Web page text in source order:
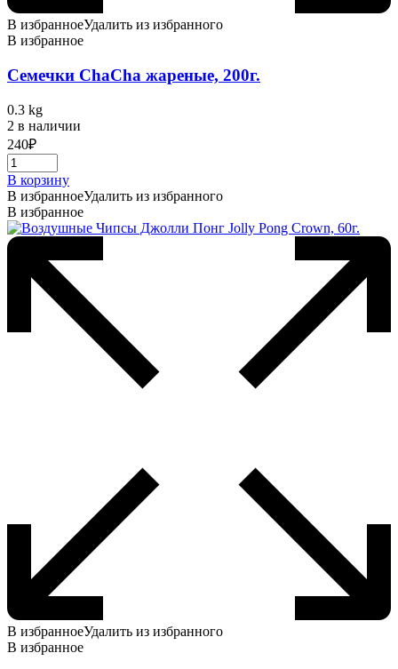
В избранноеУдалить из избранного
В избранное
Семечки ChaCha жареные, 200г.
0.3 kg
2 в наличии
240₽
В корзину
В избранноеУдалить из избранного
В избранное
В избранноеУдалить из избранного
В избранное